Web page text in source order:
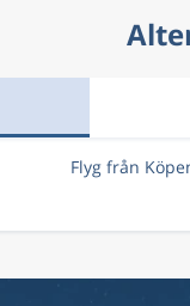
Flyg från